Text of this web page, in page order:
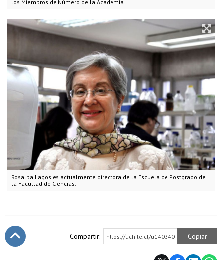
los Miembros de Número de la Academia.
Rosalba Lagos es actualmente directora de la Escuela de Postgrado de
la Facultad de Ciencias.
Compartir: https://uchile.cl/u140340 Copiar